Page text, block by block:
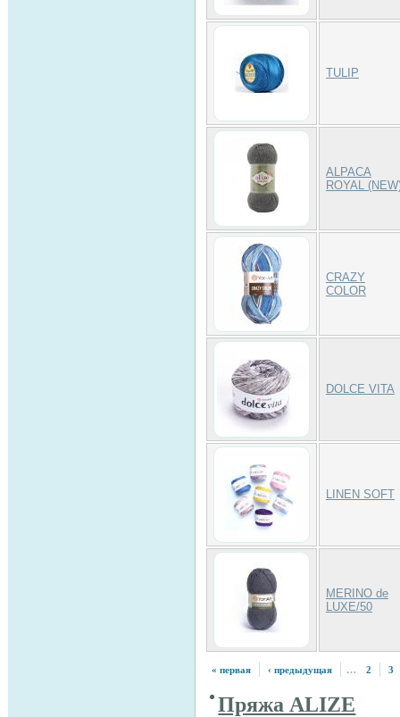
TULIP
ALPACA
ROYAL
CRAZY
COLOR
DOLCE VITA
LINEN SOFT
MERINO de
LUXE/50
« первая ‹ предыдущая … 2 3
Пряжа ALIZE